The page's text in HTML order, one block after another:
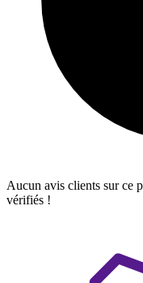
Aucun avis clients sur ce
vérifiés !